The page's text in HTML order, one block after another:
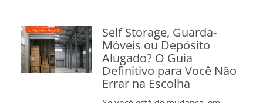
Self Storage, Guarda-
Móveis ou Depósito
Alugado? O Guia
Definitivo para Você Não
Errar na Escolha